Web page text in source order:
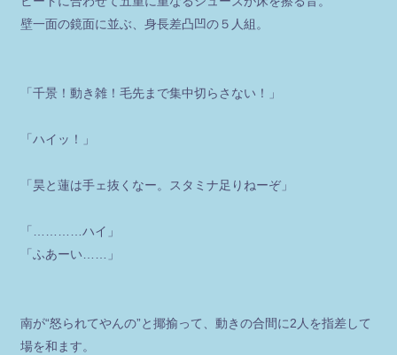
壁一面の鏡面に並ぶ、身長差凸凹の５人組。
「千景！動き雑！毛先まで集中切らさない！」
「ハイッ！」
「昊と蓮は手ェ抜くなー。スタミナ足りねーぞ」
「…………ハイ」
「ふあーい……」
南が“怒られてやんの”と揶揄って、動きの合間に2人を指差して
場を和ます。